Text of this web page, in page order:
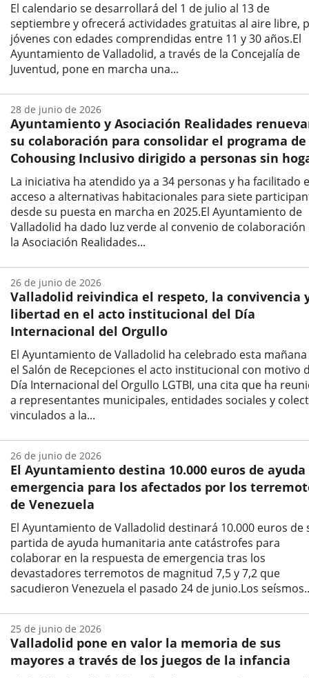
El calendario se desarrollará del 1 de julio al 13 de
septiembre y ofrecerá actividades gratuitas al aire libre,
jóvenes con edades comprendidas entre 11 y 30 años.El
Ayuntamiento de Valladolid, a través de la Concejalía de
Juventud, pone en marcha una...
la
noticia
Ayuntamiento y Asociación Realidades
su colaboración para consolidar el programa de
Cohousing Inclusivo dirigido a personas sin
La iniciativa ha atendido ya a 34 personas y ha facilitado
acceso a alternativas habitacionales para siete
desde su puesta en marcha en 2025.El Ayuntamiento de
Valladolid ha dado luz verde al convenio de colaboración
la Asociación Realidades...
la
noticia
28 de junio de 2026
Valladolid reivindica el respeto, la convivencia
libertad en el acto institucional del Día
Internacional del Orgullo
El Ayuntamiento de Valladolid ha celebrado esta
el Salón de Recepciones el acto institucional con motivo
Día Internacional del Orgullo LGTBI, una cita que ha
a representantes municipales, entidades sociales y
vinculados a la...
la
noticia
26 de junio de 2026
El Ayuntamiento destina 10.000 euros de ayuda
emergencia para los afectados por los
de Venezuela
El Ayuntamiento de Valladolid destinará 10.000 euros de
partida de ayuda humanitaria ante catástrofes para
colaborar en la respuesta de emergencia tras los
devastadores terremotos de magnitud 7,5 y 7,2 que
sacudieron Venezuela el pasado 24 de junio.Los
la
noticia
26 de junio de 2026
Valladolid pone en valor la memoria de sus
mayores a través de los juegos de la infancia
25 de junio de 2026